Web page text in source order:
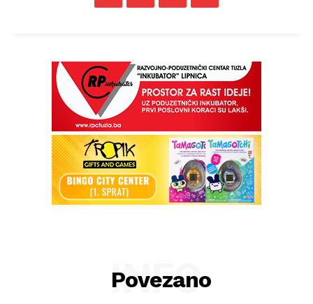
Povezano
INFO